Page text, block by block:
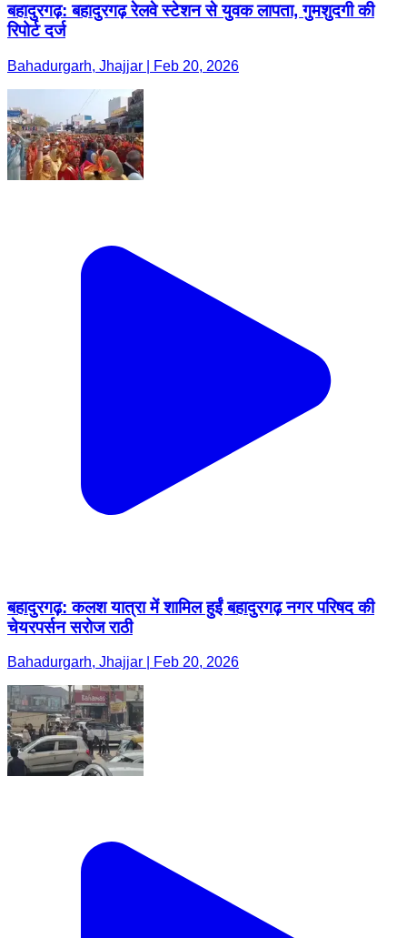
बहादुरगढ़: बहादुरगढ़ रेलवे स्टेशन से युवक लापता, गुमशुदगी की
रिपोर्ट दर्ज
Bahadurgarh, Jhajjar | Feb 20, 2026
बहादुरगढ़: कलश यात्रा में शामिल हुईं बहादुरगढ़ नगर परिषद की
चेयरपर्सन सरोज राठी
Bahadurgarh, Jhajjar | Feb 20, 2026